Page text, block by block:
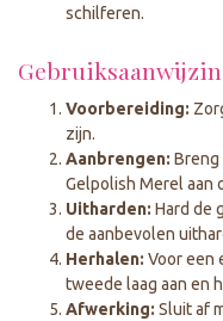
schilferen.
Voorbereiding:
zijn.
Aanbrengen: Breng
Gelpolish Merel aan
Uitharden: Hard de
de aanbevolen
Herhalen: Voor een
tweede laag aan en
Afwerking: Sluit af